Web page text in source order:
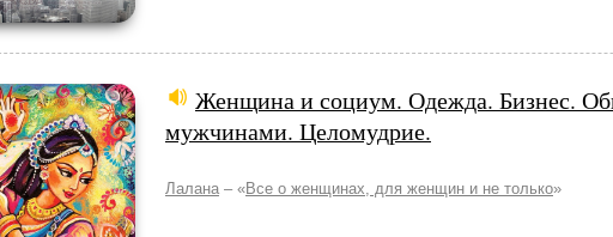
Женщина и социум. Одежда. Бизнес.
мужчинами. Целомудрие.
Лалана – «Все о женщинах, для женщин и не только»